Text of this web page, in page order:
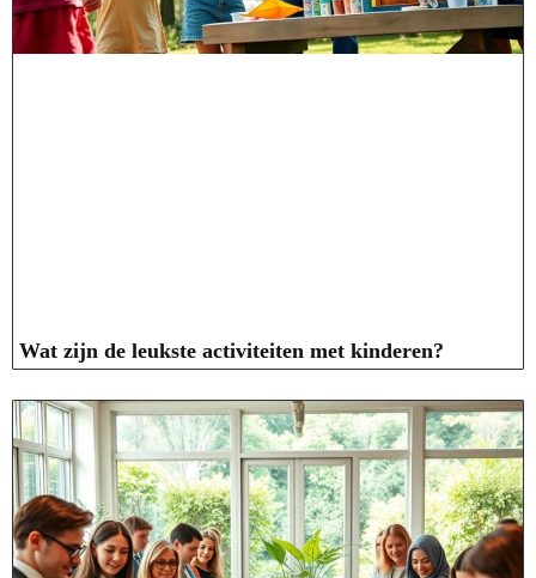
Wat zijn de leukste activiteiten met kinderen?